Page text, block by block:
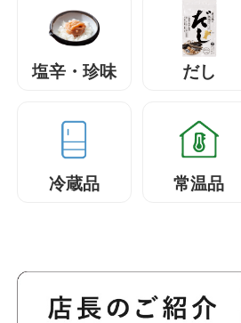
塩辛・珍味 だし
冷蔵品 常温品